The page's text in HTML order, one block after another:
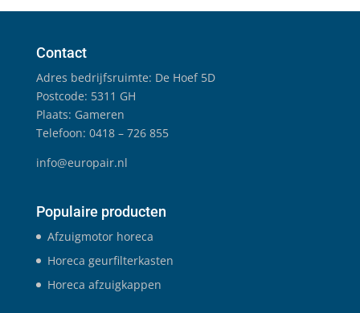
Contact
Adres bedrijfsruimte: De Hoef 5D
Postcode: 5311 GH
Plaats: Gameren
Telefoon: 0418 – 726 855
info@europair.nl
Populaire producten
Afzuigmotor horeca
Horeca geurfilterkasten
Horeca afzuigkappen